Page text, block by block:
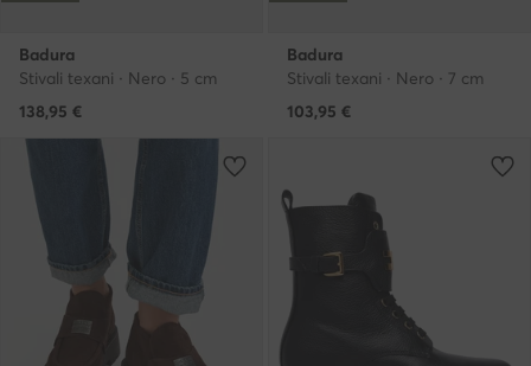
Badura
Stivali texani · Nero · 5 cm
138,95 €
Badura
Stivali texani · Nero · 7 cm
103,95 €